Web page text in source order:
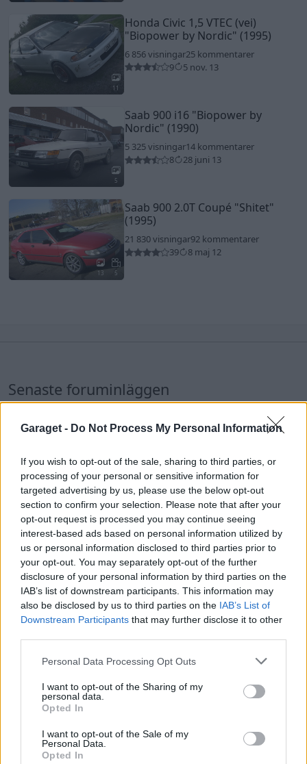
Garaget - Do Not Process My Personal Information
If you wish to opt-out of the sale, sharing to third parties, or
processing of your personal or sensitive information for
targeted advertising by us, please use the below opt-out
section to confirm your selection. Please note that after your
opt-out request is processed you may continue seeing
interest-based ads based on personal information utilized by
us or personal information disclosed to third parties prior to
your opt-out. You may separately opt-out of the further
disclosure of your personal information by third parties on the
IAB’s list of downstream participants. This information may
also be disclosed by us to third parties on the IAB’s List of
Downstream Participants that may further disclose it to other
Personal Data Processing Opt Outs
I want to opt-out of the Sharing of my
personal data.
Opted In
I want to opt-out of the Sale of my
Personal Data.
Opted In
11
Honda Civic 1,5 VTEC (vei)
"Biopower by Nordic" (1995)
6 856 visningar25 kommentarer
9
5 nov. 13
5
Saab 900 i16 "Biopower by
Nordic" (1990)
5 325 visningar14 kommentarer
8
28 juni 13
13 5
Saab 900 2.0T Coupé "Shitet"
(1995)
21 830 visningar92 kommentarer
39
8 maj 12
Senaste foruminläggen
anledning.
36 svar
Detta köpte jag nyss-tråden 9743 svar
Senaste inlägget av
Bestyckningsfundering. Zenith INAT 35/40
förgasare
Senaste inlägget avMossan1 för 6 timmar sedani
Motorteknik (Avancerad)
Volvo 740 med lh2.2 spridare öppnar hela
tiden på tändning.
Senaste inlägget avKlevaRaggarn för 16 timmar sedani
Generell felsökning
ID 4 vs EX 40 ?
Senaste inlägget avMickeEng för 22 timmar sedan
El- och
Ford Mustang e Mac 2023
Ni som kör HEV eller PHEV ? är ni nöjda?
Senaste inlägget av